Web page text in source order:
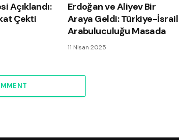
Açıklandı:
Çekti
Erdoğan ve Aliyev Bir
Araya Geldi: Türkiye-İsrail
Arabuluculuğu Masada
11 Nisan 2025